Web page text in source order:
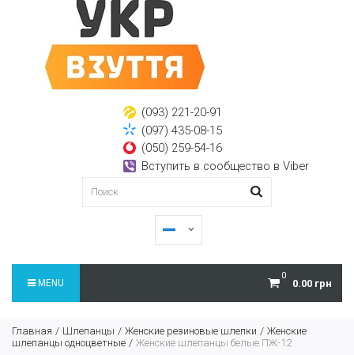
(093) 221-20-91
(097) 435-08-15
(050) 259-54-16
Вступить в сообщество в Viber
0
0.00 грн
MENU
Главная Шлепанцы Женские резиновые шлепки
Женские
шлепанцы одноцветные
Женские шлепанцы белые ПЖ-12